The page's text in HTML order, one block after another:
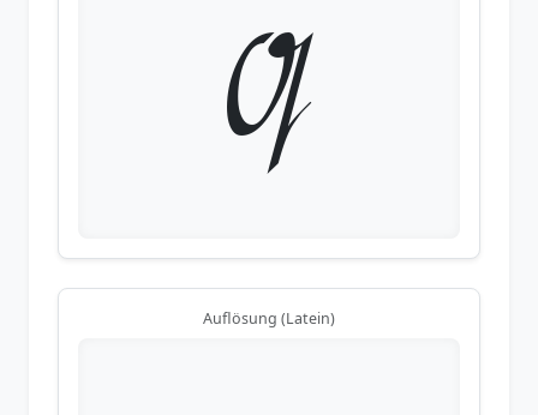
Q
Auflösung (Latein)